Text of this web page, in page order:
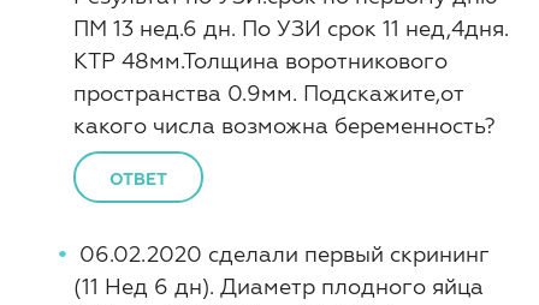
ПМ 13 нед.6 дн. По УЗИ срок 11 нед,4дня.
КТР 48мм.Толщина воротникового
пространства 0.9мм. Подскажите,от
какого числа возможна беременность?
ОТВЕТ
06.02.2020 сделали первый скрининг
(11 Нед 6 дн). Диаметр плодного яйца